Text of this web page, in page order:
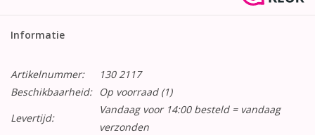
Informatie
Artikelnummer:
130 2117
Beschikbaarheid:
Op voorraad(1)
Levertijd:
Vandaag voor 14:00 besteld = vandaag
verzonden